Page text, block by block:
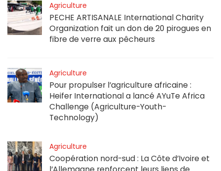
Agriculture
PECHE ARTISANALE International Charity
Organization fait un don de 20 pirogues en
fibre de verre aux pêcheurs
Agriculture
Pour propulser l’agriculture africaine :
Heifer International a lancé AYuTe Africa
Challenge (Agriculture-Youth-
Technology)
Agriculture
Coopération nord-sud : La Côte d’Ivoire et